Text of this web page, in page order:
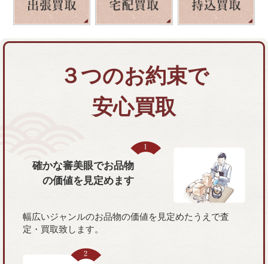
３つのお約束で
安心買取
確かな審美眼でお品物
の価値を 見定めます
幅広いジャンルのお品物の価値を見定めたうえで査
定・買取致します。